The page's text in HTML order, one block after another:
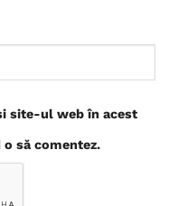
site-ul web în acest
să comentez.